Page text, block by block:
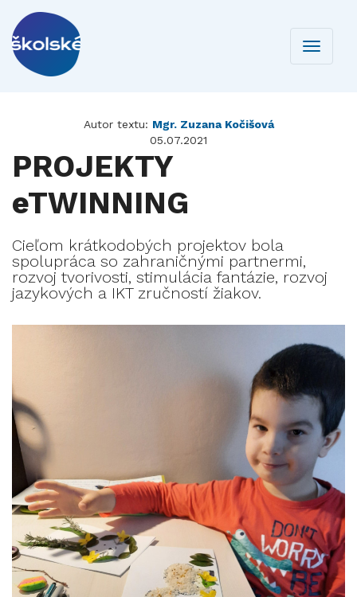
Toggle
Autor textu: Mgr. Zuzana Kočišová
05.07.2021
PROJEKTY
eTWINNING
Cieľom krátkodobých projektov bola
spolupráca so zahraničnými partnermi,
rozvoj tvorivosti, stimulácia fantázie, rozvoj
jazykových a IKT zručností žiakov.